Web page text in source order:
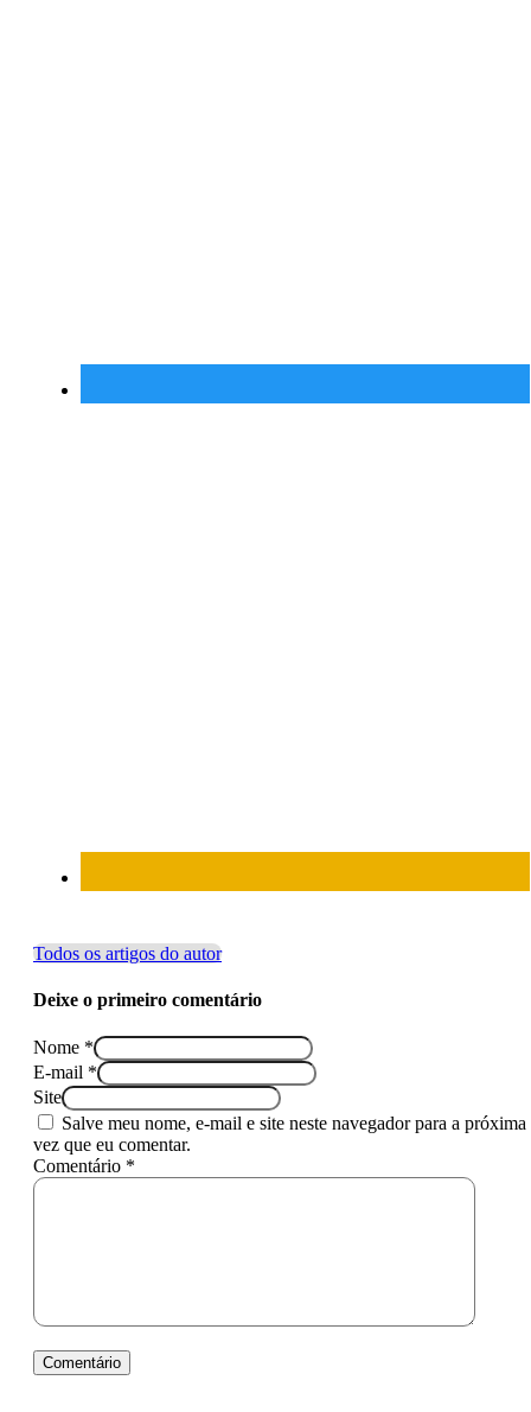
Todos os artigos do autor
Deixe o primeiro comentário
Nome *
E-mail *
Site
Salve meu nome, e-mail e site neste navegador para a próxima
vez que eu comentar.
Comentário *